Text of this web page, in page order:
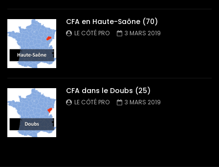
CFA en Haute-Saône (70)
LE CÔTÉ PRO 3 MARS 2019
CFA dans le Doubs (25)
LE CÔTÉ PRO 3 MARS 2019